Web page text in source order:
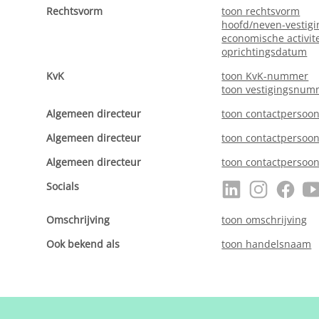
Rechtsvorm
toon rechtsvorm
hoofd/neven-
economische
oprichtingsdatum
KvK
toon KvK-nummer
toon
Algemeen directeur
toon contactpersoon
Algemeen directeur
toon contactpersoon
Algemeen directeur
toon contactpersoon
Socials
Omschrijving
toon omschrijving
Ook bekend als
toon handelsnaam